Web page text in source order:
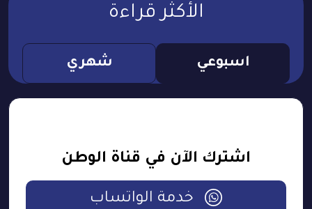
الأكثر قراءة
اسبوعي شهري
اشترك الآن في قناة الوطن
خدمة الواتساب